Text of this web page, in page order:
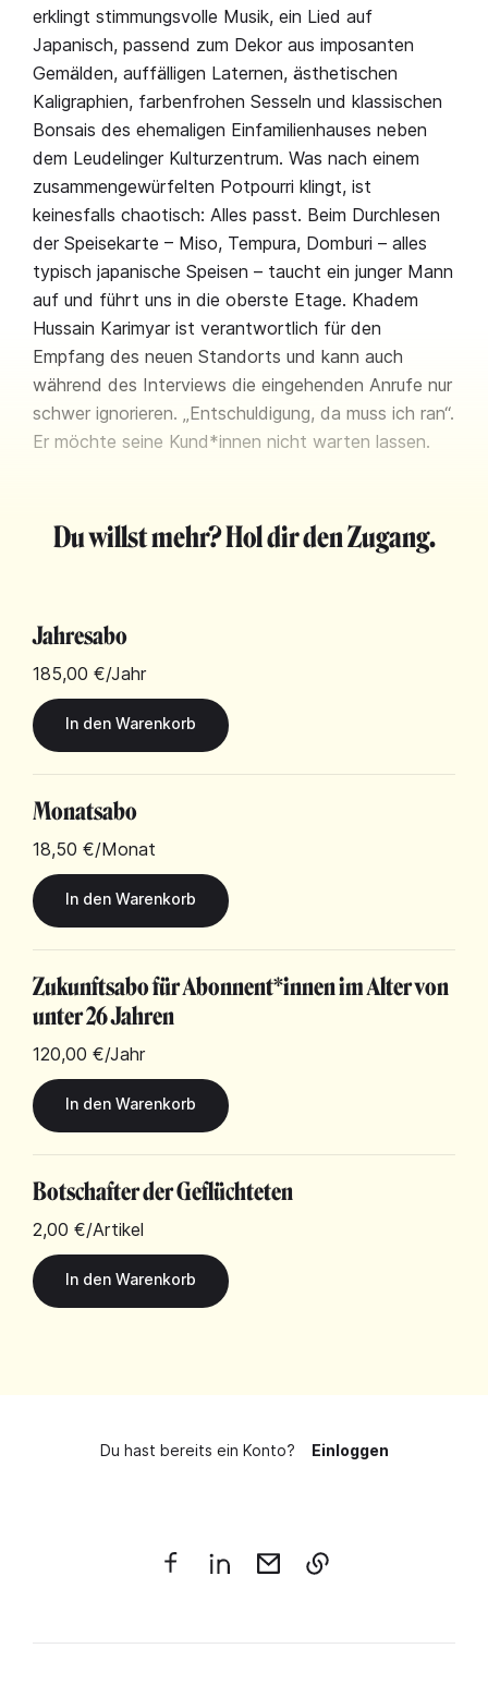
erklingt stimmungsvolle Musik, ein Lied auf
Japanisch, passend zum Dekor aus imposanten
Gemälden, auffälligen Laternen, ästhetischen
Kaligraphien, farbenfrohen Sesseln und klassischen
Bonsais des ehemaligen Einfamilienhauses neben
dem Leudelinger Kulturzentrum. Was nach einem
zusammengewürfelten Potpourri klingt, ist
keinesfalls chaotisch: Alles passt. Beim Durchlesen
der Speisekarte – Miso, Tempura, Domburi – alles
typisch japanische Speisen – taucht ein junger Mann
auf und führt uns in die oberste Etage. Khadem
Hussain Karimyar ist verantwortlich für den
Empfang des neuen Standorts und kann auch
während des Interviews die eingehenden Anrufe nur
schwer ignorieren. „Entschuldigung, da muss ich ran“.
Er möchte seine Kund*innen nicht warten lassen.
Du willst mehr? Hol dir den Zugang.
Jahresabo
185,00 €/Jahr
Monatsabo
18,50 €/Monat
Zukunftsabo für Abonnent*innen im Alter von
unter 26 Jahren
120,00 €/Jahr
Botschafter der Geflüchteten
2,00 €/Artikel
Du hast bereits ein Konto? Einloggen